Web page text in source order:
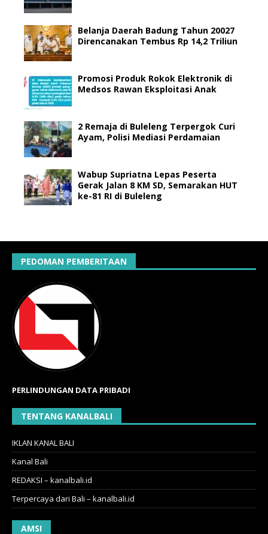
Belanja Daerah Badung Tahun 20027
Direncanakan Tembus Rp 14,2 Triliun
Promosi Produk Rokok Elektronik di
Medsos Rawan Eksploitasi Anak
2 Remaja di Buleleng Terpergok Curi
Ayam, Polisi Mediasi Perdamaian
Wabup Supriatna Lepas Peserta
Gerak Jalan 8 KM SD, Semarakan HUT
ke-81 RI di Buleleng
PEDOMAN PEMBERITAAN
PERLINDUNGAN DATA PRIBADI
TENTANG KANALBALI
IKLAN KANAL BALI
Kanal Bali
REDAKSI – kanalbali.id
Terpercaya dari Bali – kanalbali.id
AMSI